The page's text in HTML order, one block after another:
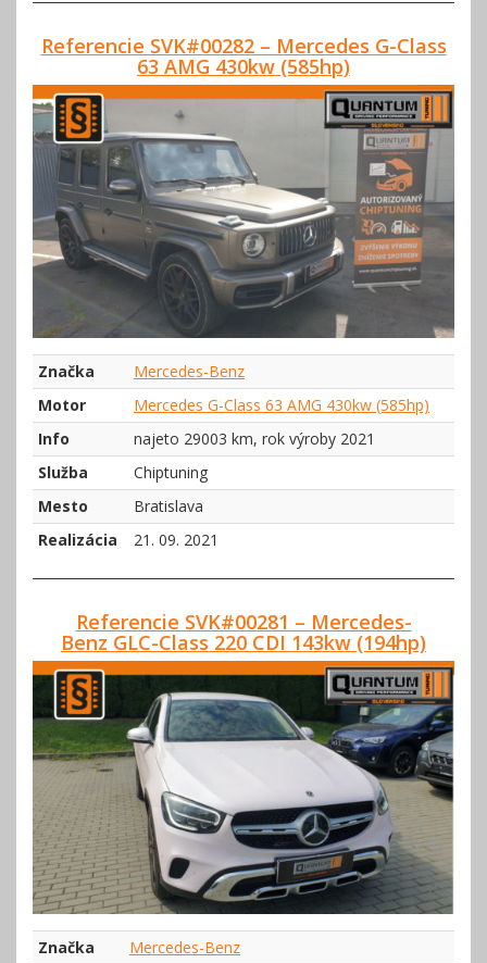
Referencie SVK#00282 – Mercedes G-Class
63 AMG 430kw (585hp)
Značka
Mercedes-Benz
Motor
Mercedes G-Class 63 AMG 430kw (585hp)
Info
najeto 29003 km, rok výroby 2021
Služba
Chiptuning
Mesto
Bratislava
Realizácia
21. 09. 2021
Referencie SVK#00281 – Mercedes-
Benz GLC-Class 220 CDI 143kw (194hp)
Značka
Mercedes-Benz